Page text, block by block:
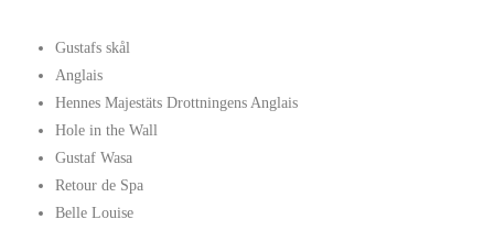
Gustafs skål
Anglais
Hennes Majestäts Drottningens Anglais
Hole in the Wall
Gustaf Wasa
Retour de Spa
Belle Louise